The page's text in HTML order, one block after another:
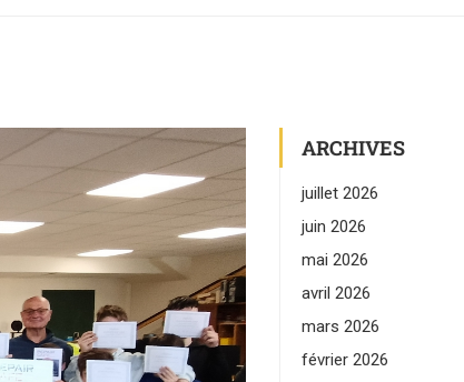
ARCHIVES
juillet 2026
juin 2026
mai 2026
avril 2026
mars 2026
février 2026